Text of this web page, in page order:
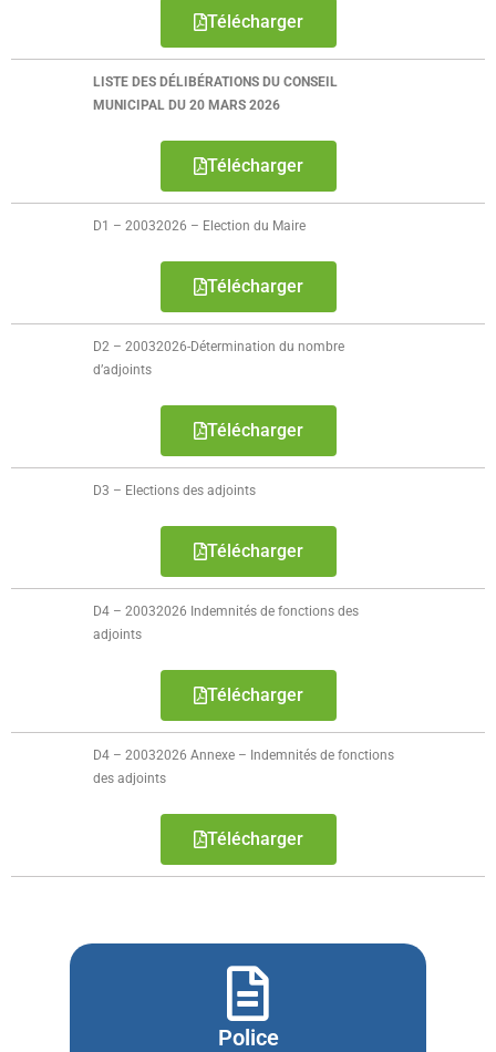
Télécharger
LISTE DES DÉLIBÉRATIONS DU CONSEIL
MUNICIPAL DU 20 MARS 2026
Télécharger
D1 – 20032026 – Election du Maire
Télécharger
D2 – 20032026-Détermination du nombre
d’adjoints
Télécharger
D3 – Elections des adjoints
Télécharger
D4 – 20032026 Indemnités de fonctions des
adjoints
Télécharger
D4 – 20032026 Annexe – Indemnités de fonctions
des adjoints
Télécharger
Police